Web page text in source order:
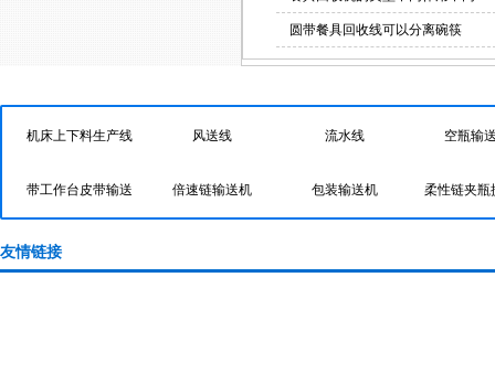
圆带餐具回收线可以分离碗筷
带工作台皮带输送
机
倍速链输送机 包装输送机 柔性链夹
输送机 排屑机 餐盘回收线 风送
上海传送带
友情链接